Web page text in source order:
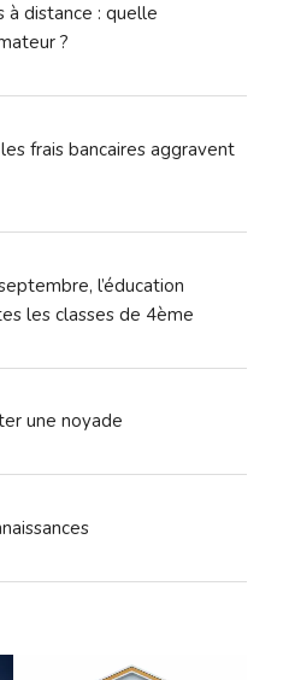
à distance : quelle
?
frais bancaires aggravent
l’éducation
les classes de 4ème
une noyade